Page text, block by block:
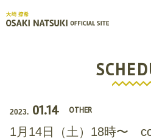
2023. 01.14 OTHER
1月14日（土）18時〜